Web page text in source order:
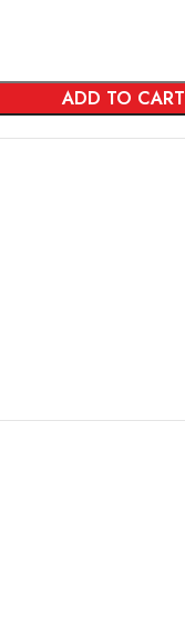
ADD TO CART